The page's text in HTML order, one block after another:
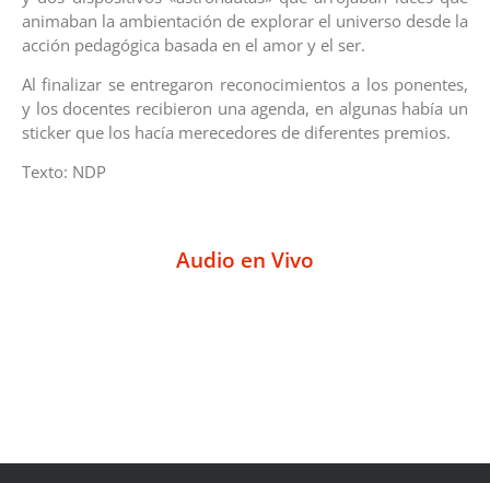
animaban la ambientación de explorar el universo desde la
acción pedagógica basada en el amor y el ser.
Al finalizar se entregaron reconocimientos a los ponentes,
y los docentes recibieron una agenda, en algunas había un
sticker que los hacía merecedores de diferentes premios.
Texto: NDP
Audio en Vivo